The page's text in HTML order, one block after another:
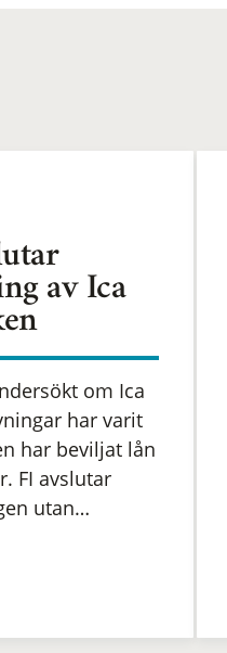
av Ica
om Ica
har varit
har beviljat lån
FI avslutar
utan…